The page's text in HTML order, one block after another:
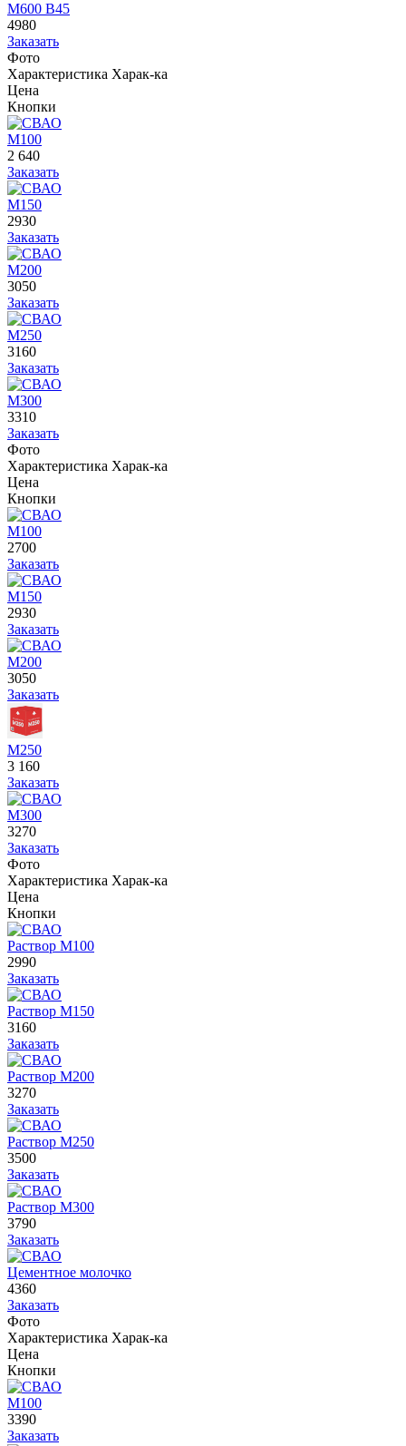
М600 В45
4980
Заказать
Фото
Характеристика Харак-ка
Цена
Кнопки
М100
2 640
Заказать
М150
2930
Заказать
М200
3050
Заказать
М250
3160
Заказать
М300
3310
Заказать
Фото
Характеристика Харак-ка
Цена
Кнопки
М100
2700
Заказать
М150
2930
Заказать
М200
3050
Заказать
М250
3 160
Заказать
М300
3270
Заказать
Фото
Характеристика Харак-ка
Цена
Кнопки
Раствор М100
2990
Заказать
Раствор М150
3160
Заказать
Раствор М200
3270
Заказать
Раствор М250
3500
Заказать
Раствор М300
3790
Заказать
Цементное молочко
4360
Заказать
Фото
Характеристика Харак-ка
Цена
Кнопки
М100
3390
Заказать